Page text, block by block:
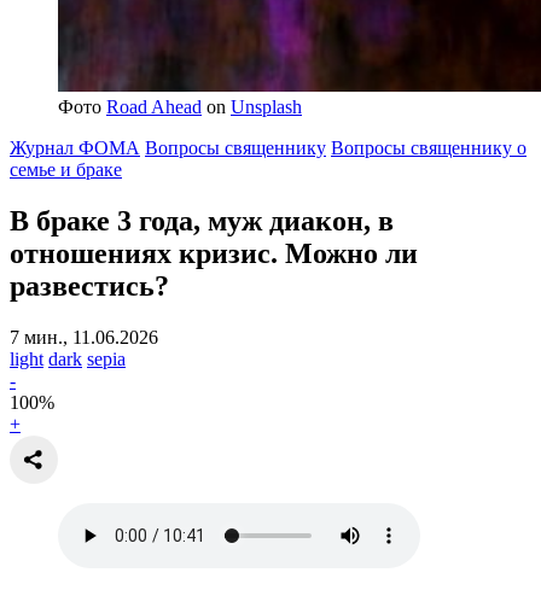
Фото Road Ahead on Unsplash
Журнал ФОМА Вопросы священнику Вопросы священнику о
семье и браке
В браке 3 года, муж диакон, в
отношениях кризис. Можно ли
развестись?
7 мин., 11.06.2026
light dark sepia
-
100%
+